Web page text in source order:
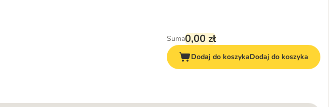
Suma0,00 zł
Dodaj do koszykaDodaj do koszyka